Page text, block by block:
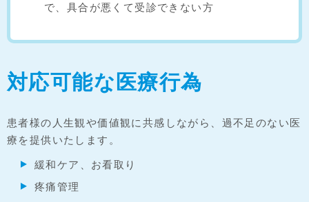
で、具合が悪くて受診できない方
対応可能な医療行為
患者様の人生観や価値観に共感しながら、過不足のない医
療を提供いたします。
緩和ケア、お看取り
疼痛管理